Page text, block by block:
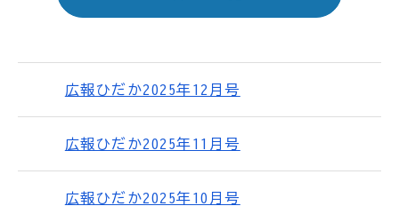
広報ひだか2025年12月号
広報ひだか2025年11月号
広報ひだか2025年10月号